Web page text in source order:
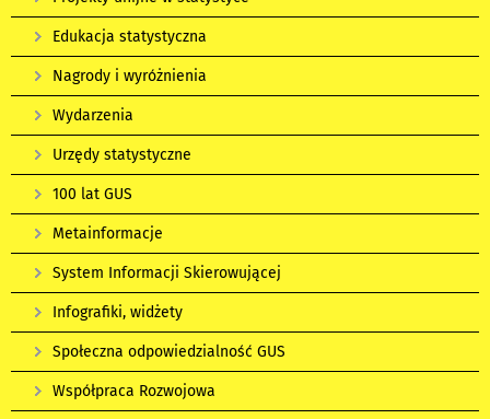
Edukacja statystyczna
Nagrody i wyróżnienia
Wydarzenia
Urzędy statystyczne
100 lat GUS
Metainformacje
System Informacji Skierowującej
Infografiki, widżety
Społeczna odpowiedzialność GUS
Współpraca Rozwojowa